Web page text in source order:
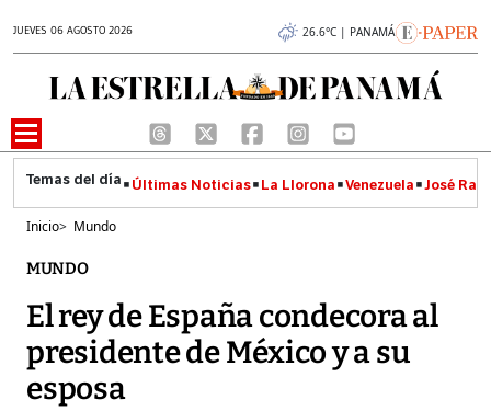
JUEVES 06 AGOSTO 2026 26.6°C | PANAMÁ
Últimas Noticias La Llorona Venezuela José
Inicio> Mundo
MUNDO
El rey de España condecora al
presidente de México y a su
esposa